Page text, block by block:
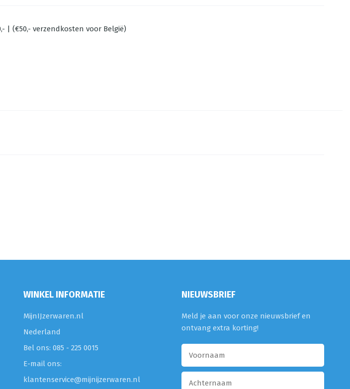
| (€50,- verzendkosten voor België)
WINKEL INFORMATIE
MijnIJzerwaren.nl
Nederland
Bel ons: 085 - 225 0015
E-mail ons:
klantenservice@mijnijzerwaren.nl
NIEUWSBRIEF
Meld je aan voor onze nieuwsbrief en
ontvang extra korting!